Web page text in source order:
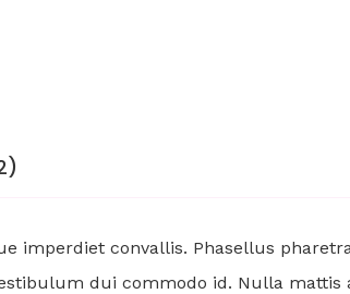
imperdiet convallis. Phasellus
dui commodo id. Nulla